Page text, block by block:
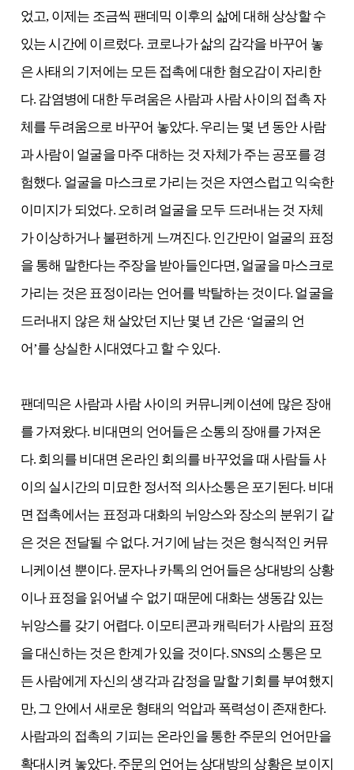
었고, 이제는 조금씩 팬데믹 이후의 삶에 대해 상상할 수
있는 시간에 이르렀다. 코로나가 삶의 감각을 바꾸어 놓
은 사태의 기저에는 모든 접촉에 대한 혐오감이 자리한
다. 감염병에 대한 두려움은 사람과 사람 사이의 접촉 자
체를 두려움으로 바꾸어 놓았다. 우리는 몇 년 동안 사람
과 사람이 얼굴을 마주 대하는 것 자체가 주는 공포를 경
험했다. 얼굴을 마스크로 가리는 것은 자연스럽고 익숙한
이미지가 되었다. 오히려 얼굴을 모두 드러내는 것 자체
가 이상하거나 불편하게 느껴진다. 인간만이 얼굴의 표정
을 통해 말한다는 주장을 받아들인다면, 얼굴을 마스크로
가리는 것은 표정이라는 언어를 박탈하는 것이다. 얼굴을
드러내지 않은 채 살았던 지난 몇 년 간은 ‘얼굴의 언
어’를 상실한 시대였다고 할 수 있다.
팬데믹은 사람과 사람 사이의 커뮤니케이션에 많은 장애
를 가져왔다. 비대면의 언어들은 소통의 장애를 가져온
다. 회의를 비대면 온라인 회의를 바꾸었을 때 사람들 사
이의 실시간의 미묘한 정서적 의사소통은 포기된다. 비대
면 접촉에서는 표정과 대화의 뉘앙스와 장소의 분위기 같
은 것은 전달될 수 없다. 거기에 남는 것은 형식적인 커뮤
니케이션 뿐이다. 문자나 카톡의 언어들은 상대방의 상황
이나 표정을 읽어낼 수 없기 때문에 대화는 생동감 있는
뉘앙스를 갖기 어렵다. 이모티콘과 캐릭터가 사람의 표정
을 대신하는 것은 한계가 있을 것이다. SNS의 소통은 모
든 사람에게 자신의 생각과 감정을 말할 기회를 부여했지
만, 그 안에서 새로운 형태의 억압과 폭력성이 존재한다.
사람과의 접촉의 기피는 온라인을 통한 주문의 언어만을
확대시켜 놓았다. 주문의 언어는 상대방의 상황은 보이지